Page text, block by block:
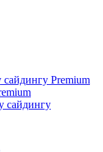
Premium
сайдингу